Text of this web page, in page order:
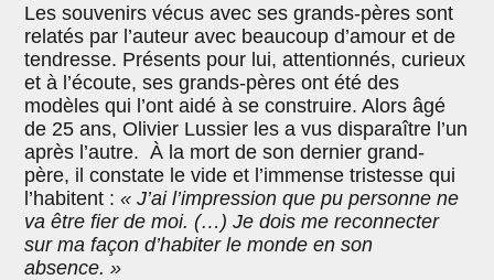
Les souvenirs vécus avec ses grands-pères sont
relatés par l’auteur avec beaucoup d’amour et de
tendresse. Présents pour lui, attentionnés, curieux
et à l’écoute, ses grands-pères ont été des
modèles qui l’ont aidé à se construire. Alors âgé
de 25 ans, Olivier Lussier les a vus disparaître l’un
après l’autre. À la mort de son dernier grand-
père, il constate le vide et l’immense tristesse qui
l’habitent :« J’ai l’impression que pu personne ne
va être fier de moi. (…) Je dois me reconnecter
sur ma façon d’habiter le monde en son
absence. »